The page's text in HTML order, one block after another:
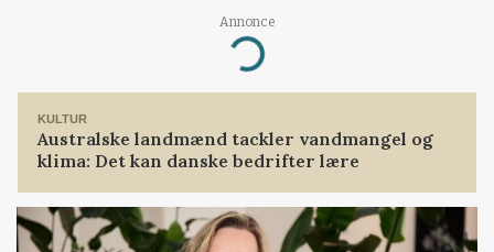
Annonce
Loading...
KULTUR
Australske landmænd tackler vandmangel og
klima: Det kan danske bedrifter lære